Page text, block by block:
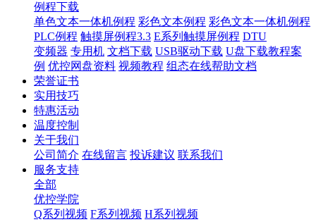
例程下载
单色文本一体机例程 彩色文本例程 彩色文本一体机例程
PLC例程 触摸屏例程3.3 E系列触摸屏例程 DTU
变频器 专用机 文档下载 USB驱动下载 U盘下载教程案
例 优控网盘资料 视频教程 组态在线帮助文档
荣誉证书
实用技巧
特惠活动
温度控制
关于我们
公司简介 在线留言 投诉建议 联系我们
服务支持
全部
优控学院
Q系列视频 F系列视频 H系列视频